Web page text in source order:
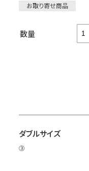
お取り寄せ商品
数量
ダブルサイズ
③